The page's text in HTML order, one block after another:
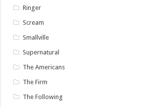
Ringer
Scream
Smallville
Supernatural
The Americans
The Firm
The Following